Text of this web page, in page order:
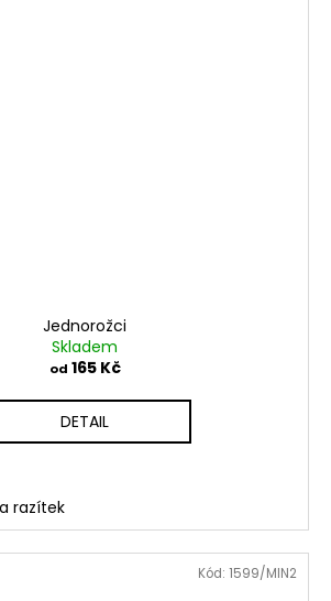
Jednorožci
Skladem
od 165 Kč
DETAIL
razítek
Kód: 1599/MIN2